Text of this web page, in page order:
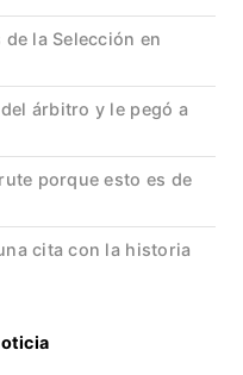
la Selección en
árbitro y le pegó a
porque esto es de
cita con la historia